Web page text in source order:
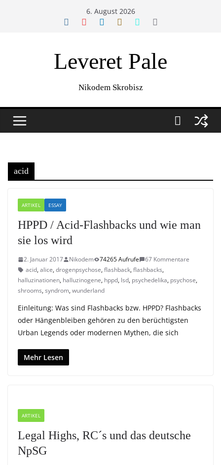
6. August 2026
Leveret Pale
Nikodem Skrobisz
acid
ARTIKEL ESSAY
HPPD / Acid-Flashbacks und wie man
sie los wird
2. Januar 2017 Nikodem 74265 Aufrufe
67 Kommentare
acid,alice,drogenpsychose,flashback,flashbacks,
halluzinationen, halluzinogene, hppd, lsd, psychedelika, psychose,
shrooms,syndrom,wunderland
Einleitung: Was sind Flashbacks bzw. HPPD? Flashbacks
oder Hängenbleiben gehören zu den berüchtigsten
Urban Legends oder modernen Mythen, die sich
Mehr Lesen
ARTIKEL
Legal Highs, RC´s und das deutsche
NpSG